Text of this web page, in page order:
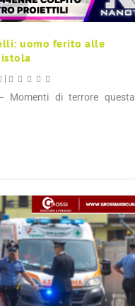
uomo ferito alle
Momenti di terrore questa